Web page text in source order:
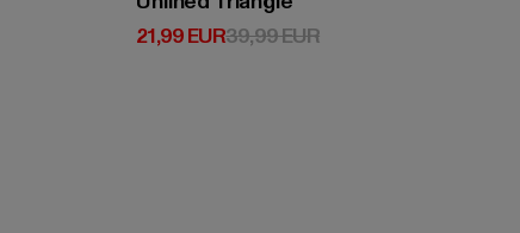
21,99 EUR
Derzeitiger Preis: 21,99 EUR
39,99 EURAktionspreis: 39,99 EUR